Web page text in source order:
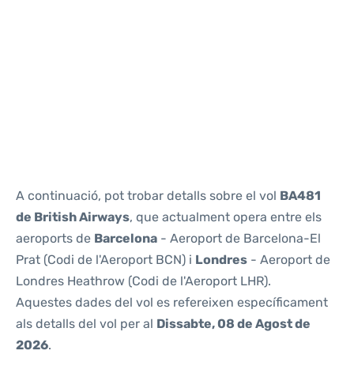
A continuació, pot trobar detalls sobre el vol BA481
de British Airways, que actualment opera entre els
aeroports de Barcelona - Aeroport de Barcelona-El
Prat (Codi de l'Aeroport BCN) i Londres - Aeroport de
Londres Heathrow (Codi de l'Aeroport LHR).
Aquestes dades del vol es refereixen específicament
als detalls del vol per al Dissabte, 08 de Agost de
2026.